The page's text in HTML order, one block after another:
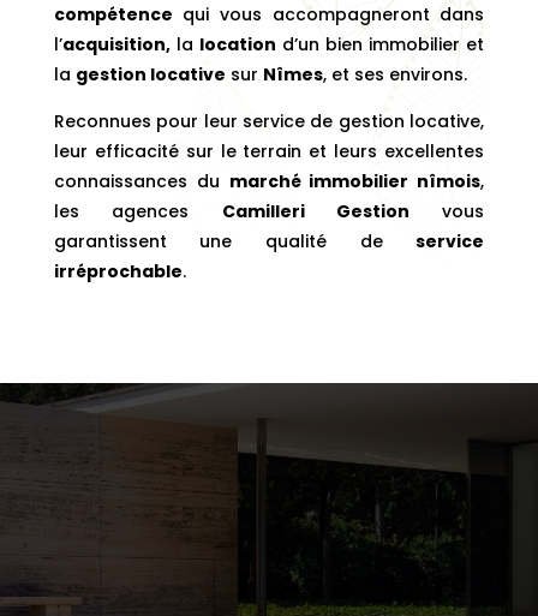
compétence qui vous accompagneront dans
l’acquisition,la location d’un bien immobilier et
la gestion locative sur Nîmes, et ses environs.
Reconnues pour leur service de gestion locative,
leur efficacité sur le terrain et leurs excellentes
connaissances du marché immobilier nîmois,
les agences Camilleri Gestion vous
garantissent une qualité deservice
irréprochable.